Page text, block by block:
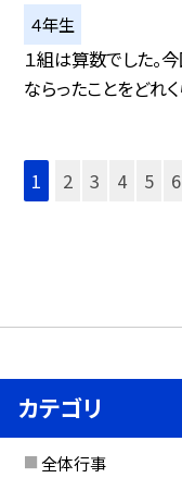
４年生
１組は算数でした。
ならったことをどれ
1 2 3 4 5 6
カテゴリ
全体行事